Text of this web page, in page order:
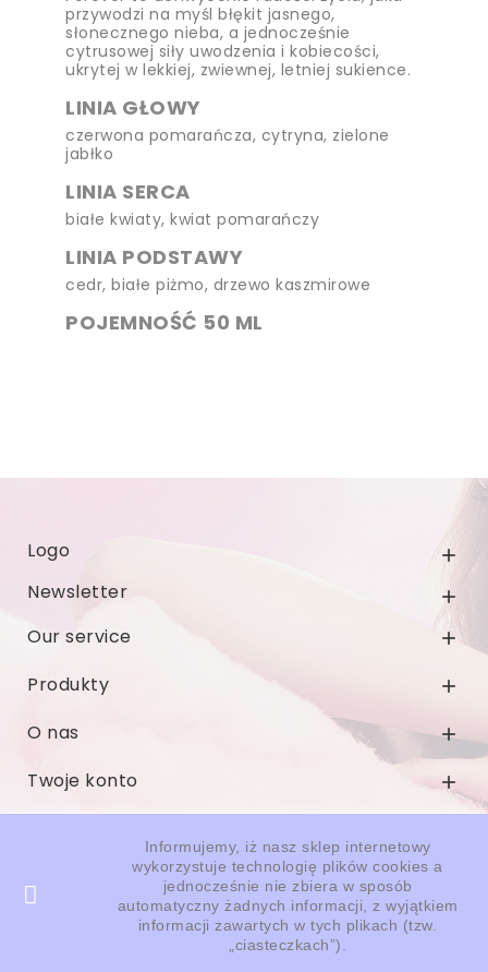
przywodzi na myśl błękit jasnego,
słonecznego nieba, a jednocześnie
cytrusowej siły uwodzenia i kobiecości,
ukrytej w lekkiej, zwiewnej, letniej sukience.
LINIA GŁOWY
czerwona pomarańcza, cytryna, zielone
jabłko
LINIA SERCA
białe kwiaty, kwiat pomarańczy
LINIA PODSTAWY
cedr, białe piżmo, drzewo kaszmirowe
POJEMNOŚĆ 50 ML
Logo 
Newsletter 
Our service 
Produkty 
O nas 
Twoje konto 
Informujemy, iż nasz sklep internetowy
wykorzystuje technologię plików cookies a
jednocześnie nie zbiera w sposób
automatyczny żadnych informacji, z wyjątkiem
informacji zawartych w tych plikach (tzw.
„ciasteczkach”).
© 2026 - Oprogramowanie e-sklepu od PrestaShop™